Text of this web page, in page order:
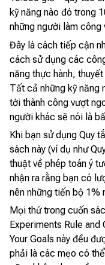
kỹ năng nào đó trong
những người làm
Đây là cách tiếp cận
cách sử dụng các
năng thực hành,
Tất cả những kỹ năng
tới thành công vượt
người khác sẽ nói là
Khi bạn sử dụng Quy
sách này (ví dụ như
thuật về phép toán ý
nhận ra rằng bạn có
nên những tiến bộ 1%
Mọi thứ trong cuốn
Experiments Rule
Your Goals này đều
phải là các mẹo có